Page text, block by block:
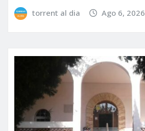
torrent al dia Ago 6, 2026